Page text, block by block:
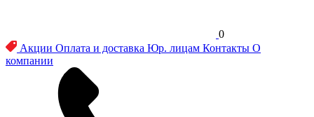
0
Акции Оплата и доставка Юр. лицам Контакты О
компании